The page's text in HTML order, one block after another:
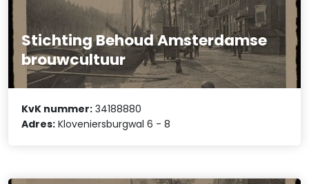
Stichting Behoud Amsterdamse
brouwcultuur
KvK nummer: 34188880
Adres: Kloveniersburgwal 6 - 8